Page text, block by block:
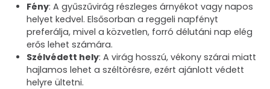
Fény: A gyűszűvirág részleges árnyékot vagy napos
helyet kedvel. Elsősorban a reggeli napfényt
preferálja, mivel a közvetlen, forró délutáni nap elég
erős lehet számára.
Szélvédett hely: A virág hosszú, vékony szárai miatt
hajlamos lehet a széltörésre, ezért ajánlott védett
helyre ültetni.